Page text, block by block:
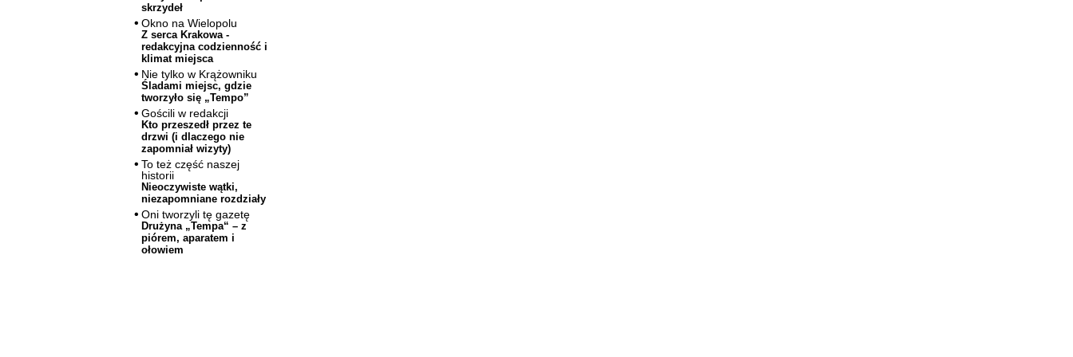
skrzydeł
Okno na Wielopolu
Z serca Krakowa -
redakcyjna codzienność i
klimat miejsca
Nie tylko w Krążowniku
Śladami miejsc, gdzie
tworzyło się „Tempo”
Gościli w redakcji
Kto przeszedł przez te
drzwi (i dlaczego nie
zapomniał wizyty)
To też część naszej
historii
Nieoczywiste wątki,
niezapomniane rozdziały
Oni tworzyli tę gazetę
Drużyna „Tempa“ – z
piórem, aparatem i
ołowiem